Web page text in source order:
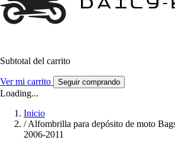
Subtotal del carrito
Ver mi carrito Seguir comprando
Loading...
Inicio
/ Alfombrilla para depósito de moto
2006-2011